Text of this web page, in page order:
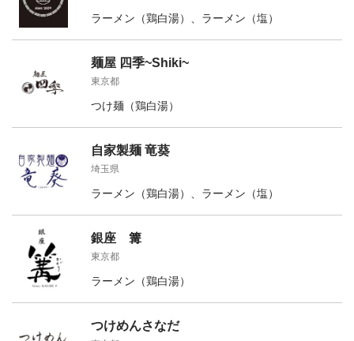
ラーメン（鶏白湯）、ラーメン（塩）
麺屋 四季~Shiki~
東京都
つけ麺（鶏白湯）
自家製麺 竜葵
埼玉県
ラーメン（鶏白湯）、ラーメン（塩）
銀座 篝
東京都
ラーメン（鶏白湯）
つけめんさなだ